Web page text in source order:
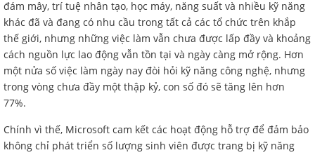
đám mây, trí tuệ nhân tạo, học máy, năng suất và nhiều kỹ năng
khác đã và đang có nhu cầu trong tất cả các tổ chức trên khắp
thế giới, nhưng những việc làm vẫn chưa được lấp đầy và khoảng
cách nguồn lực lao động vẫn tồn tại và ngày càng mở rộng. Hơn
một nửa số việc làm ngày nay đòi hỏi kỹ năng công nghệ, nhưng
trong vòng chưa đầy một thập kỷ, con số đó sẽ tăng lên hơn
77%.
Chính vì thế, Microsoft cam kết các hoạt động hỗ trợ để đảm bảo
không chỉ phát triển số lượng sinh viên được trang bị kỹ năng